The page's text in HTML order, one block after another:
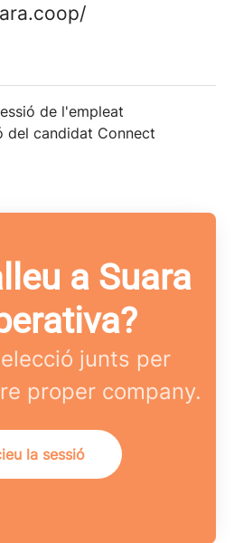
de l'empleat
del candidat Connect
a Suara
junts per
proper company.
la sessió